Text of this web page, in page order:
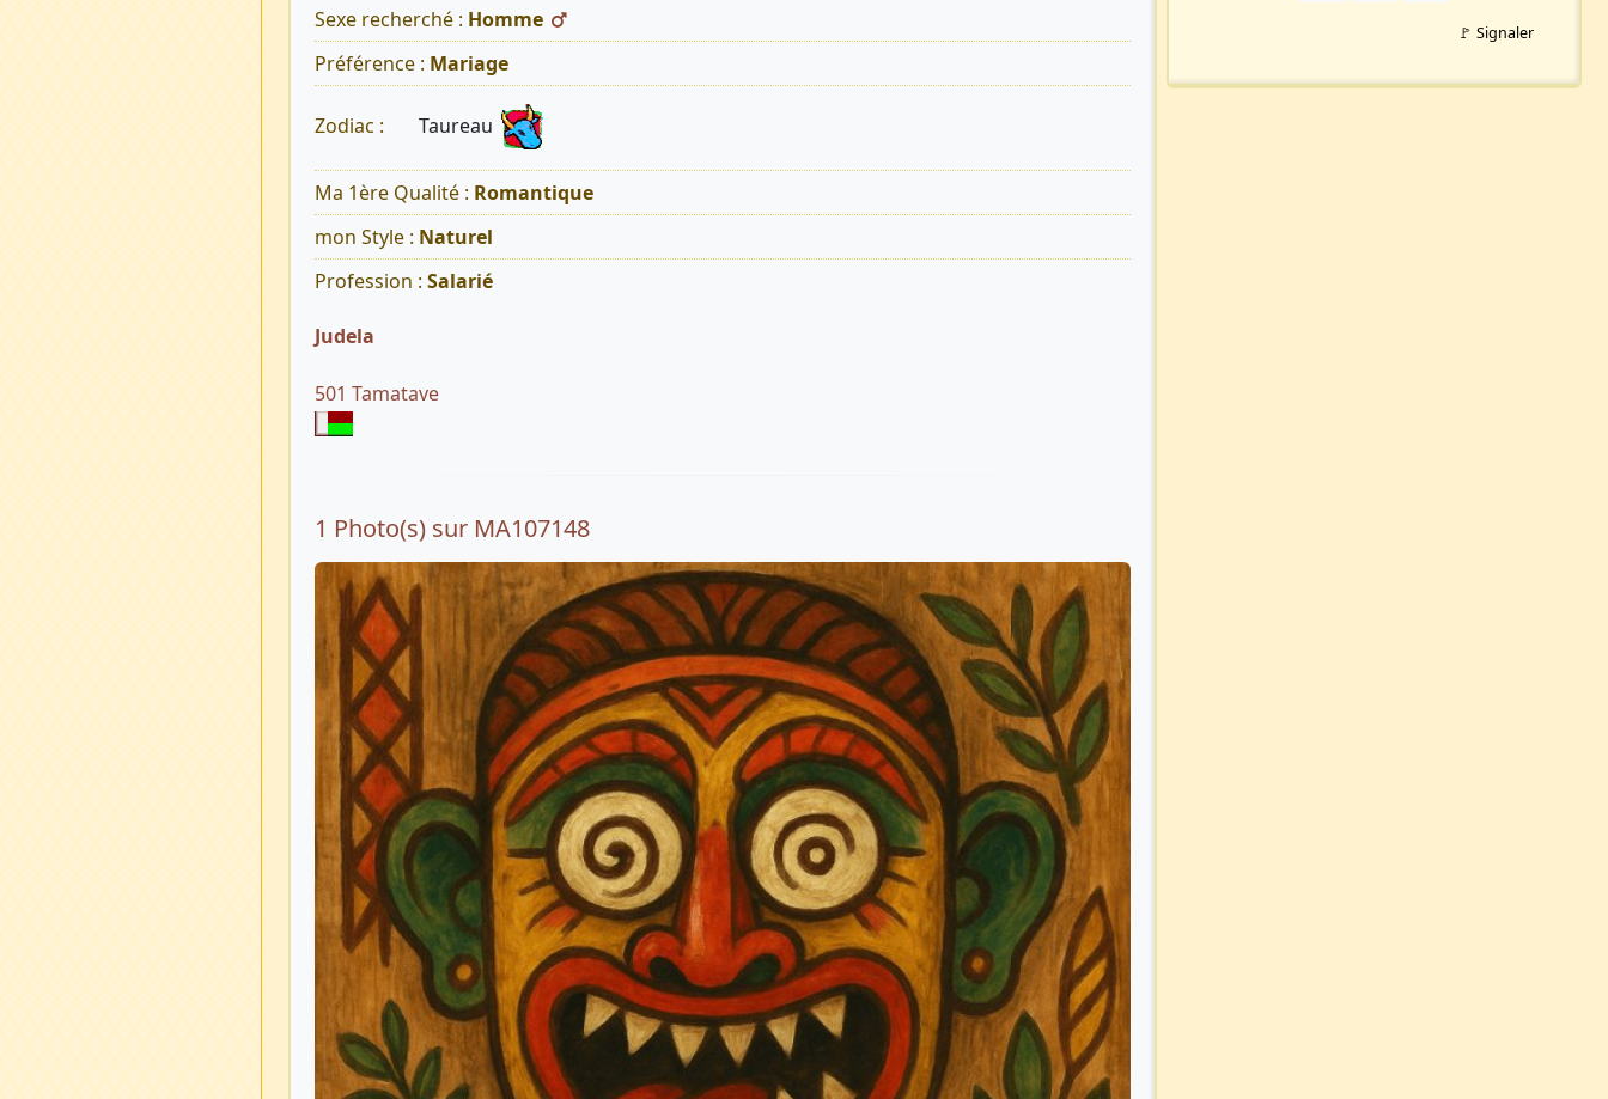
Sexe recherché : Homme
Préférence : Mariage
Zodiac : Taureau
Ma 1ère Qualité : Romantique
mon Style : Naturel
Profession : Salarié
Judela
501 Tamatave
1 Photo(s) sur MA107148
🚩 Signaler